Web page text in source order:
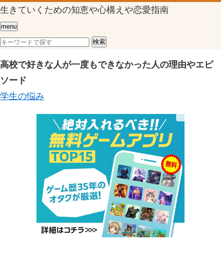
生きていくための知恵や心構えや恋愛指南
menu
高校で好きな人が一度もできなかった人の理由やエピ
ソード
学生の悩み